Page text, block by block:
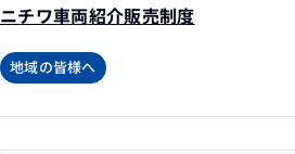
ニチワ車両紹介販売制度
地域の皆様へ